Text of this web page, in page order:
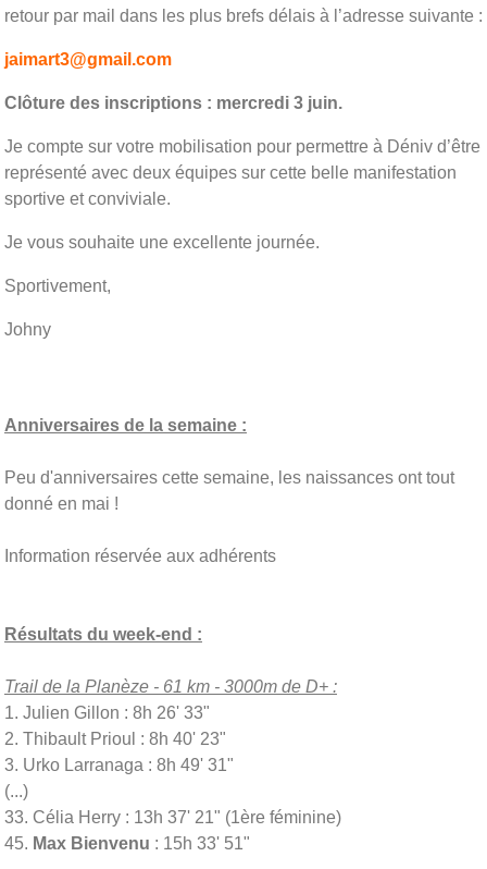
retour par mail dans les plus brefs délais à l’adresse suivante :
jaimart3@gmail.com
Clôture des inscriptions : mercredi 3 juin.
Je compte sur votre mobilisation pour permettre à Déniv d’être
représenté avec deux équipes sur cette belle manifestation
sportive et conviviale.
Je vous souhaite une excellente journée.
Sportivement,
Johny
Anniversaires de la semaine :
Peu d'anniversaires cette semaine, les naissances ont tout
donné en mai !
Information réservée aux adhérents
Résultats du week-end :
Trail de la Planèze - 61 km - 3000m de D+ :
1. Julien Gillon : 8h 26' 33"
2. Thibault Prioul : 8h 40' 23"
3. Urko Larranaga : 8h 49' 31"
(...)
33. Célia Herry : 13h 37' 21" (1ère féminine)
45. Max Bienvenu : 15h 33' 51"